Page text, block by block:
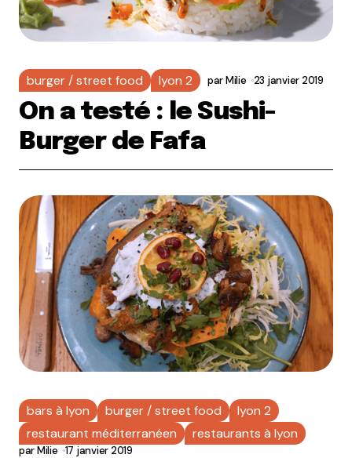
burger / street food lyon 2 parMilie 23 janvier 2019
On a testé : le Sushi-
Burger de Fafa
bars à lyon burger / street food
lyon 2
restaurant méditerranéen
restaurants à lyon
parMilie 17 janvier 2019